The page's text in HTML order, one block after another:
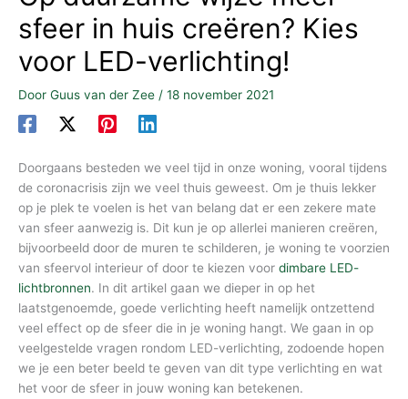
sfeer in huis creëren? Kies
voor LED-verlichting!
Door Guus van der Zee / 18 november 2021
Doorgaans besteden we veel tijd in onze woning, vooral tijdens
de coronacrisis zijn we veel thuis geweest. Om je thuis lekker
op je plek te voelen is het van belang dat er een zekere mate
van sfeer aanwezig is. Dit kun je op allerlei manieren creëren,
bijvoorbeeld door de muren te schilderen, je woning te voorzien
van sfeervol interieur of door te kiezen voor dimbare LED-
lichtbronnen. In dit artikel gaan we dieper in op het
laatstgenoemde, goede verlichting heeft namelijk ontzettend
veel effect op de sfeer die in je woning hangt. We gaan in op
veelgestelde vragen rondom LED-verlichting, zodoende hopen
we je een beter beeld te geven van dit type verlichting en wat
het voor de sfeer in jouw woning kan betekenen.